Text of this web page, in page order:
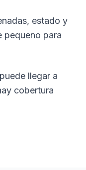
estado y
pequeno para
llegar a
cobertura